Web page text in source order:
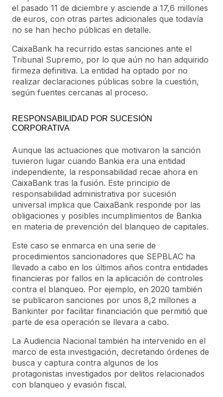
el pasado 11 de diciembre y asciende a 17,6 millones
de euros, con otras partes adicionales que todavía
no se han hecho públicas en detalle.
CaixaBank ha recurrido estas sanciones ante el
Tribunal Supremo, por lo que aún no han adquirido
firmeza definitiva. La entidad ha optado por no
realizar declaraciones públicas sobre la cuestión,
según fuentes cercanas al proceso.
RESPONSABILIDAD POR SUCESIÓN
CORPORATIVA
Aunque las actuaciones que motivaron la sanción
tuvieron lugar cuando Bankia era una entidad
independiente, la responsabilidad recae ahora en
CaixaBank tras la fusión. Este principio de
responsabilidad administrativa por sucesión
universal implica que CaixaBank responde por las
obligaciones y posibles incumplimientos de Bankia
en materia de prevención del blanqueo de capitales.
Este caso se enmarca en una serie de
procedimientos sancionadores que SEPBLAC ha
llevado a cabo en los últimos años contra entidades
financieras por fallos en la aplicación de controles
contra el blanqueo. Por ejemplo, en 2020 también
se publicaron sanciones por unos 8,2 millones a
Bankinter por facilitar financiación que permitió que
parte de esa operación se llevara a cabo.
La Audiencia Nacional también ha intervenido en el
marco de esta investigación, decretando órdenes de
busca y captura contra algunos de los
protagonistas investigados por delitos relacionados
con blanqueo y evasión fiscal.